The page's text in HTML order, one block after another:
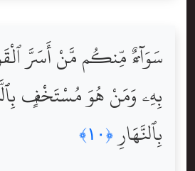
سَوَآءٌۭ مِّنكُم مَّنْ أَسَرَّ
بِهِۦ وَمَنْ هُوَ مُسْتَخْفٍۭ
بِٱلنَّهَارِ ﴿١٠﴾